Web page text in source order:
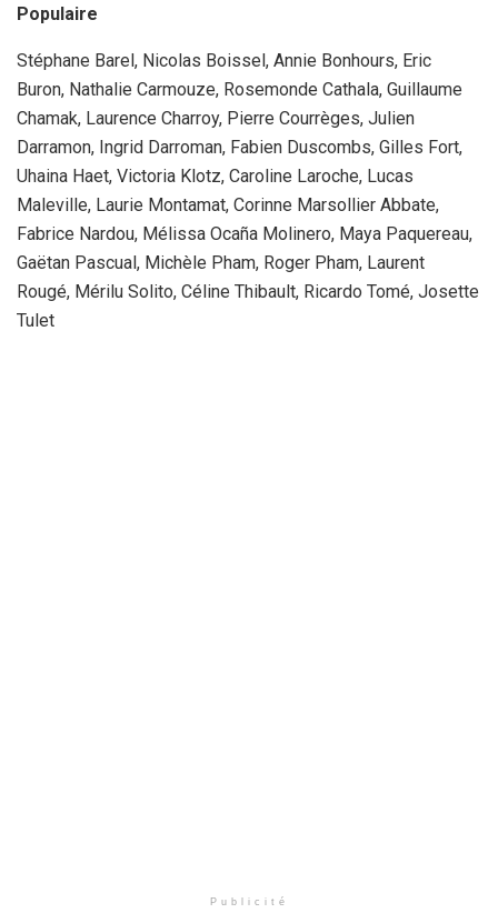
Populaire
Stéphane Barel, Nicolas Boissel, Annie Bonhours, Eric
Buron, Nathalie Carmouze, Rosemonde Cathala, Guillaume
Chamak, Laurence Charroy, Pierre Courrèges, Julien
Darramon, Ingrid Darroman, Fabien Duscombs, Gilles Fort,
Uhaina Haet, Victoria Klotz, Caroline Laroche, Lucas
Maleville, Laurie Montamat, Corinne Marsollier Abbate,
Fabrice Nardou, Mélissa Ocaña Molinero, Maya Paquereau,
Gaëtan Pascual, Michèle Pham, Roger Pham, Laurent
Rougé, Mérilu Solito, Céline Thibault, Ricardo Tomé, Josette
Tulet
Publicité